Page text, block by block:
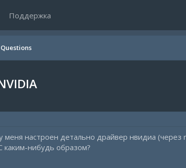
Поддержка
Questions
меня настроен детально драйвер нвидиа
каким-нибудь образом?